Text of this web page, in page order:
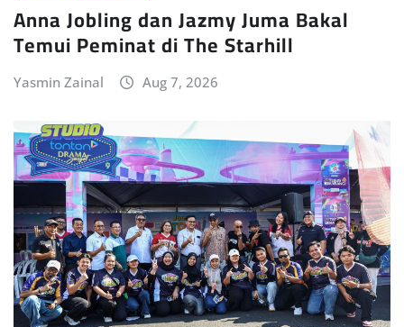
Anna Jobling dan Jazmy Juma Bakal
Temui Peminat di The Starhill
Yasmin Zainal Aug 7, 2026